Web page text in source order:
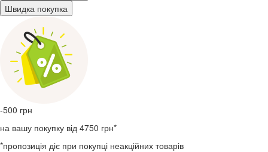
Швидка покупка
-500 грн
на вашу покупку від 4750 грн*
*пропозиція діє при покупці неакційних товарів